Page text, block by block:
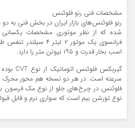
مشخصات فنی رنو فلوئنس
رنو فلوئنس‌های بازار ایران در بخش فنی به
شده که از نظر موتوری مشخصات یکسانی
اسب بخار قدرت و ۱۹۵ نیوتن متر را دارد.
سرعته است. در هر دو نسخه هم محور محرک
فلوئنس در چرخ‌های جلو از نوع مک فرسون
نوع تورشن بیم است که سواری نرم و قابل